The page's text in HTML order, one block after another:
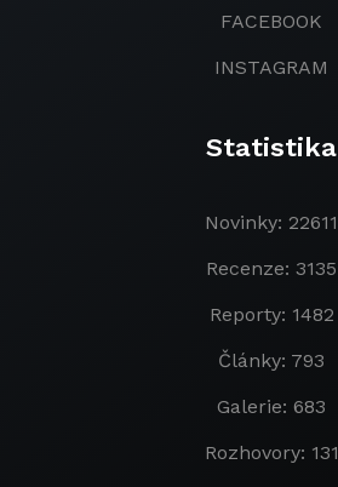
FACEBOOK
INSTAGRAM
Statistika
Novinky: 22611
Recenze: 3135
Reporty: 1482
Články: 793
Galerie: 683
Rozhovory: 131